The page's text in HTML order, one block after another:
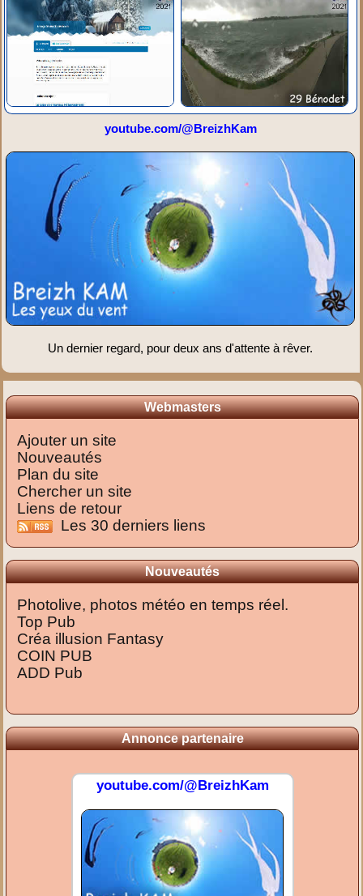
youtube.com/@BreizhKam
Un dernier regard, pour deux ans d'attente à rêver.
Webmasters
Ajouter un site
Nouveautés
Plan du site
Chercher un site
Liens de retour
Les 30 derniers liens
Nouveautés
Photolive, photos météo en temps réel.
Top Pub
Créa illusion Fantasy
COIN PUB
ADD Pub
Annonce partenaire
youtube.com/@BreizhKam